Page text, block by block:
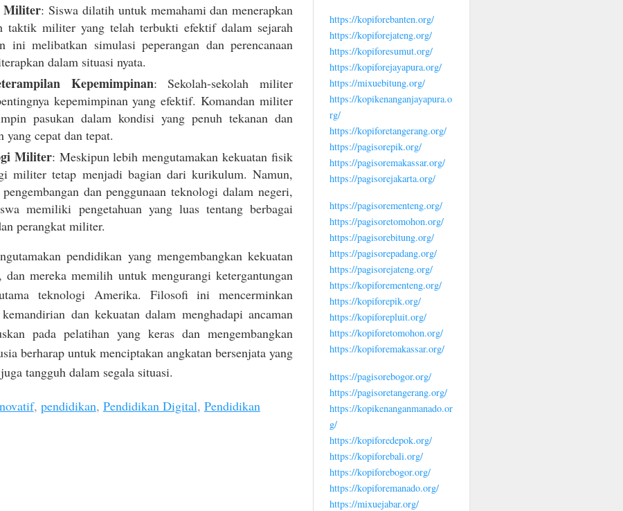
Militer: Siswa dilatih untuk memahami dan menerapkan
taktik militer yang telah terbukti efektif dalam sejarah
ini melibatkan simulasi peperangan dan perencanaan
dalam situasi nyata.
Kepemimpinan: Sekolah-sekolah militer
kepemimpinan yang efektif. Komandan militer
pasukan dalam kondisi yang penuh tekanan dan
yang cepat dan tepat.
Militer: Meskipun lebih mengutamakan kekuatan fisik
militer tetap menjadi bagian dari kurikulum. Namun,
dan penggunaan teknologi dalam negeri,
memiliki pengetahuan yang luas tentang berbagai
perangkat militer.
pendidikan yang mengembangkan kekuatan
mereka memilih untuk mengurangi ketergantungan
teknologi Amerika. Filosofi ini mencerminkan
dan kekuatan dalam menghadapi ancaman
pada pelatihan yang keras dan mengembangkan
berharap untuk menciptakan angkatan bersenjata yang
tangguh dalam segala situasi.
, pendidikan, Pendidikan Digital, Pendidikan
https://kopiforebanten.org/
https://kopiforejateng.org/
https://kopiforesumut.org/
https://kopiforejayapura.org/
https://mixuebitung.org/
https://kopikenanganjayapura.o
rg/
https://kopiforetangerang.org/
https://pagisorepik.org/
https://pagisoremakassar.org/
https://pagisorejakarta.org/
https://pagisorementeng.org/
https://pagisoretomohon.org/
https://pagisorebitung.org/
https://pagisorepadang.org/
https://pagisorejateng.org/
https://kopiforementeng.org/
https://kopiforepik.org/
https://kopiforepluit.org/
https://kopiforetomohon.org/
https://kopiforemakassar.org/
https://pagisorebogor.org/
https://pagisoretangerang.org/
https://kopikenanganmanado.or
g/
https://kopiforedepok.org/
https://kopiforebali.org/
https://kopiforebogor.org/
https://kopiforemanado.org/
https://mixuejabar.org/